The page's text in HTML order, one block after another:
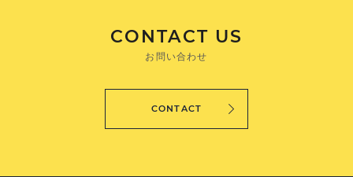
CONTACT US
お問い合わせ
CONTACT